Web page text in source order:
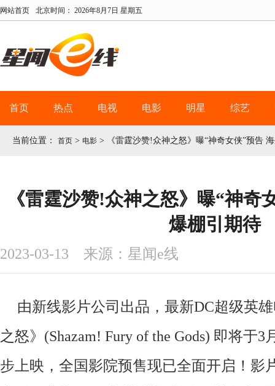
网站首页 北京时间： 2026年8月7日 星期五
首页 热点 电视 电影 明星 综艺
当前位置： 首页 > 电影 > 《雷霆沙赞!众神之怒》曝“神奇女侠”预告
《雷霆沙赞!众神之怒》曝“神奇
爆棚引期待
2023-03-13 来源：星闻e线
由新线影片公司出品，最新DC超级英
之怒》(Shazam! Fury of the Gods) 即将于
步上映，全国影院预售现已全面开启！影